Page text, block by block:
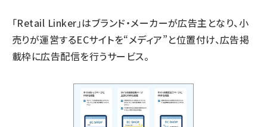
「Retail Linker」はブランド・メーカーが広告主となり、小
売りが運営するECサイトを“メディア”と位置付け、広告掲
載枠に広告配信を行うサービス。